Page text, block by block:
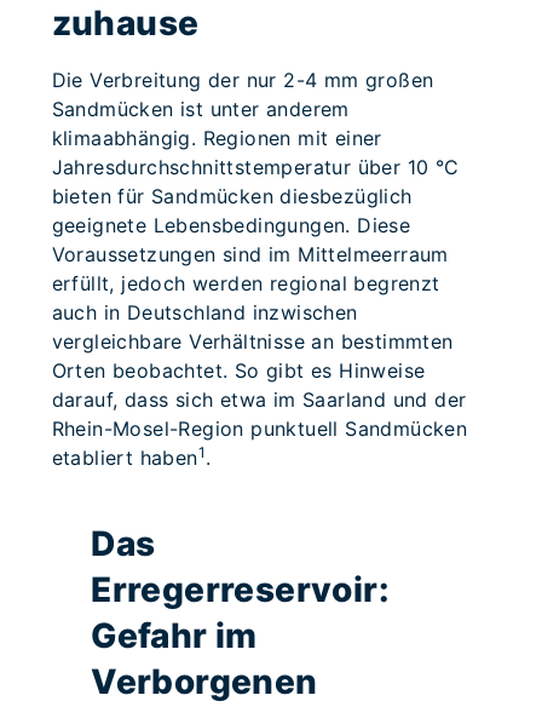
zuhause
Die Verbreitung der nur 2-4 mm großen
Sandmücken ist unter anderem
klimaabhängig. Regionen mit einer
Jahresdurchschnittstemperatur über 10 °C
bieten für Sandmücken diesbezüglich
geeignete Lebensbedingungen. Diese
Voraussetzungen sind im Mittelmeerraum
erfüllt, jedoch werden regional begrenzt
auch in Deutschland inzwischen
vergleichbare Verhältnisse an bestimmten
Orten beobachtet. So gibt es Hinweise
darauf, dass sich etwa im Saarland und der
Rhein-Mosel-Region punktuell Sandmücken
etabliert haben1 .
Das
Erregerreservoir:
Gefahr im
Verborgenen